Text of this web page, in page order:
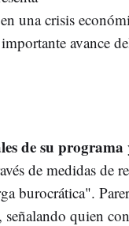
una crisis
avance
de su programa
de medidas de
burocrática".
quien